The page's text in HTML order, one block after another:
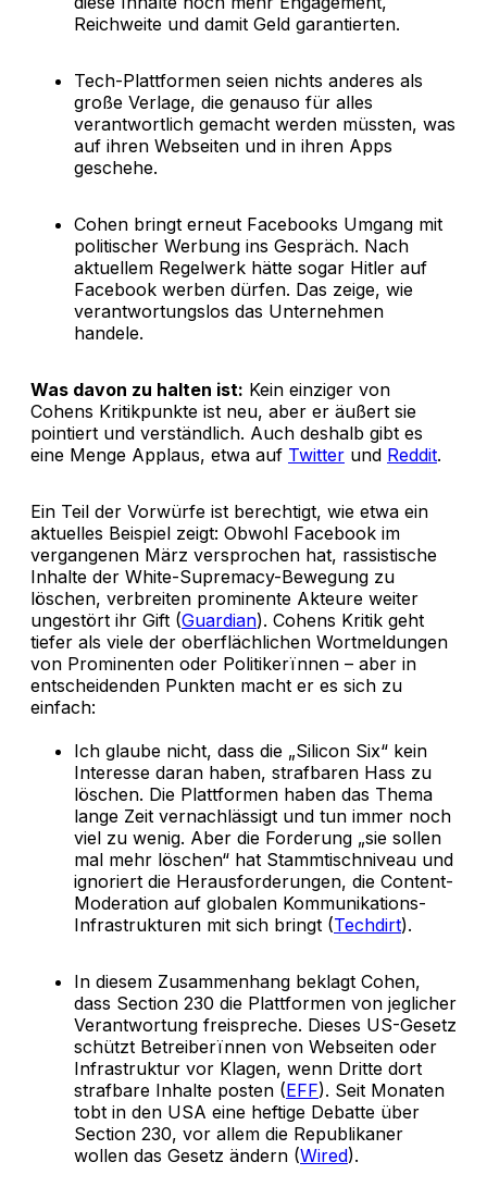
Reichweite und damit Geld garantierten.
Tech-Plattformen seien nichts anderes als
große Verlage, die genauso für alles
verantwortlich gemacht werden müssten, was
auf ihren Webseiten und in ihren Apps
geschehe.
Cohen bringt erneut Facebooks Umgang mit
politischer Werbung ins Gespräch. Nach
aktuellem Regelwerk hätte sogar Hitler auf
Facebook werben dürfen. Das zeige, wie
verantwortungslos das Unternehmen
handele.
Was davon zu halten ist: Kein einziger von
Cohens Kritikpunkte ist neu, aber er äußert sie
pointiert und verständlich. Auch deshalb gibt es
eine Menge Applaus, etwa auf Twitter und Reddit.
Ein Teil der Vorwürfe ist berechtigt, wie etwa ein
aktuelles Beispiel zeigt: Obwohl Facebook im
vergangenen März versprochen hat, rassistische
Inhalte der White-Supremacy-Bewegung zu
löschen, verbreiten prominente Akteure weiter
ungestört ihr Gift (Guardian). Cohens Kritik geht
tiefer als viele der oberflächlichen Wortmeldungen
von Prominenten oder Politikerïnnen – aber in
entscheidenden Punkten macht er es sich zu
einfach:
Ich glaube nicht, dass die „Silicon Six“ kein
Interesse daran haben, strafbaren Hass zu
löschen. Die Plattformen haben das Thema
lange Zeit vernachlässigt und tun immer noch
viel zu wenig. Aber die Forderung „sie sollen
mal mehr löschen“ hat Stammtischniveau und
ignoriert die Herausforderungen, die Content-
Moderation auf globalen Kommunikations-
Infrastrukturen mit sich bringt (Techdirt).
In diesem Zusammenhang beklagt Cohen,
dass Section 230 die Plattformen von jeglicher
Verantwortung freispreche. Dieses US-Gesetz
schützt Betreiberïnnen von Webseiten oder
Infrastruktur vor Klagen, wenn Dritte dort
strafbare Inhalte posten (EFF). Seit Monaten
tobt in den USA eine heftige Debatte über
Section 230, vor allem die Republikaner
wollen das Gesetz ändern (Wired).